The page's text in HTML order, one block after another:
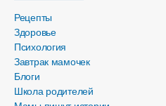
Рецепты
Здоровье
Психология
Завтрак мамочек
Блоги
Школа родителей